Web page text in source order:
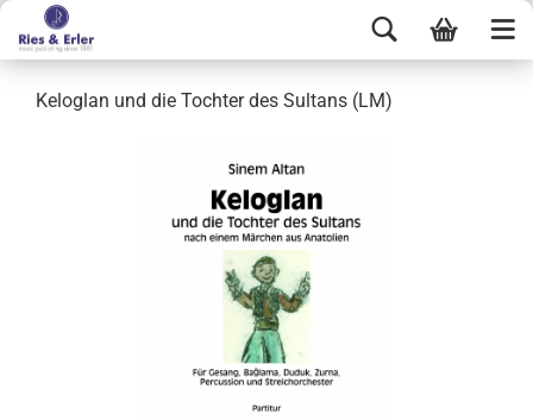
Keloglan und die Tochter des Sultans (LM)